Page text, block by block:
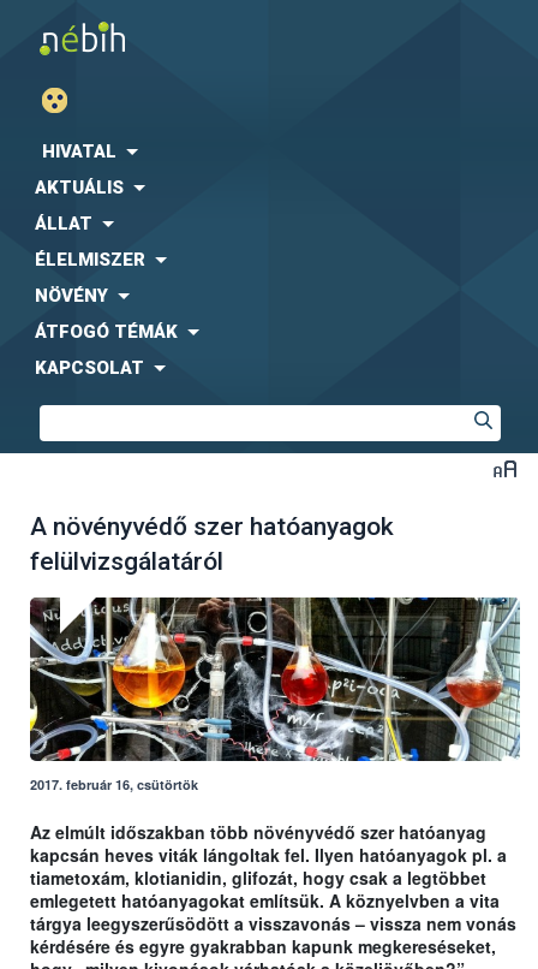
HIVATAL
AKTUÁLIS
ÁLLAT
ÉLELMISZER
NÖVÉNY
ÁTFOGÓ TÉMÁK
KAPCSOLAT
A növényvédő szer hatóanyagok
felülvizsgálatáról
2017. február 16, csütörtök
Az elmúlt időszakban több növényvédő szer hatóanyag
kapcsán heves viták lángoltak fel. Ilyen hatóanyagok pl. a
tiametoxám, klotianidin, glifozát, hogy csak a legtöbbet
emlegetett hatóanyagokat említsük. A köznyelvben a vita
tárgya leegyszerűsödött a visszavonás – vissza nem vonás
kérdésére és egyre gyakrabban kapunk megkereséseket,